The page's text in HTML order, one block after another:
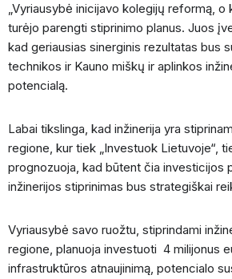
„Vyriausybė inicijavo kolegijų reformą, o
turėjo parengti stiprinimo planus. Juos
kad geriausias sinerginis rezultatas bus
technikos ir Kauno miškų ir aplinkos
potencialą.
Labai tikslinga, kad inžinerija yra
regione, kur tiek „Investuok Lietuvoje“,
prognozuoja, kad būtent čia investicijos
inžinerijos stiprinimas bus strategiškai
Vyriausybė savo ruožtu, stiprindami
regione, planuoja investuoti 4 milijonus
infrastruktūros atnaujinimą, potencialo